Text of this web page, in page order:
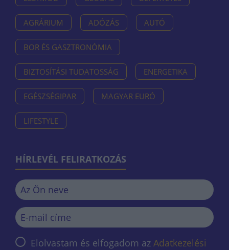
AGRÁRIUM ADÓZÁS AUTÓ
BOR ÉS GASZTRONÓMIA
BIZTOSÍTÁSI TUDATOSSÁG ENERGETIKA
EGÉSZSÉGIPAR MAGYAR EURÓ
LIFESTYLE
HÍRLEVÉL FELIRATKOZÁS
Elolvastam és elfogadom az Adatkezelési